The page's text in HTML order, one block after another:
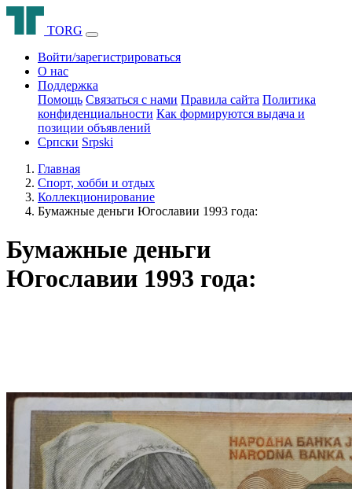
TORG
Войти/зарегистрироваться
О нас
Поддержка
Помощь Связаться с нами Правила сайта Политика
конфиденциальности Как формируются выдача и
позиции объявлений
Српски Srpski
Главная
Спорт, хобби и отдых
Коллекционирование
Бумажные деньги Югославии 1993 года:
Бумажные деньги
Югославии 1993 года: